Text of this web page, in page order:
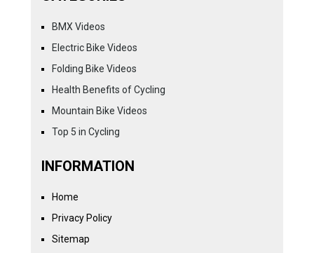
BMX Videos
Electric Bike Videos
Folding Bike Videos
Health Benefits of Cycling
Mountain Bike Videos
Top 5 in Cycling
INFORMATION
Home
Privacy Policy
Sitemap